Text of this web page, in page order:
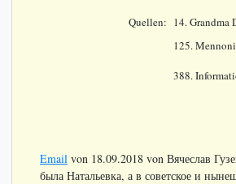
Quellen: 14.Grandma
125.
388.
Email von 18.09.2018 von Вячеслав
была Натальевка, а в советское и